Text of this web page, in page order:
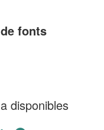
fonts
disponibles